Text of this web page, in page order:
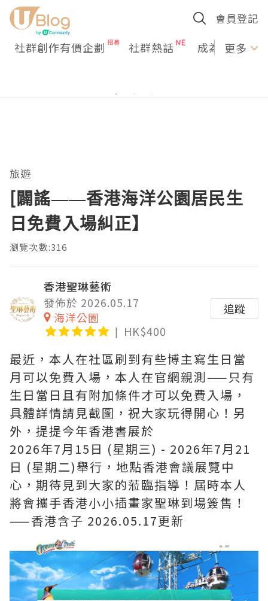
會員登記
社群創作有價企劃 社群熱話 成為U更多
旅遊
[闢謠——香港海洋公園居民生
日免費入場糾正】
瀏覽次數:316
香港聖琳藝術
發佈於 2026.05.17
海洋公園
HK$400
追蹤
最近，本人在社區刷到有些博主寫生日當
月可以免費入場，本人在官網親測——只有
生日當日且有附加條件才可以免費入場，
具體詳情請見截圖，祝大家玩得開心！另
外，提提今年香港書展於
2026年7月15日 (星期三) - 2026年7月21
日 (星期二)舉行，地點香港會議展覽中
心，期待見到大家的蒞臨指導！屆時本人
將會攜手香港小小插畫家聖琳到場簽售！
——香港含子 2026.05.17更新